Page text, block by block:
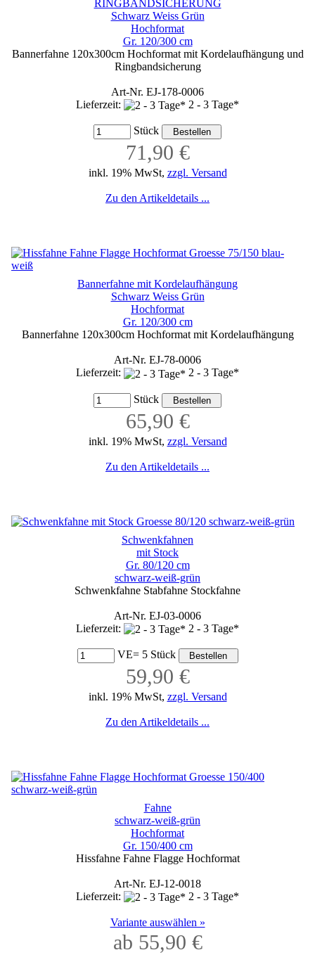
RINGBANDSICHERUNG
Schwarz Weiss Grün
Hochformat
Gr. 120/300 cm
Bannerfahne 120x300cm Hochformat mit Kordelaufhängung und
Ringbandsicherung
Art-Nr. EJ-178-0006
Lieferzeit:
2 - 3 Tage*
Stück
71,90 €
inkl. 19% MwSt, zzgl. Versand
Zu den Artikeldetails ...
Bannerfahne mit Kordelaufhängung
Schwarz Weiss Grün
Hochformat
Gr. 120/300 cm
Bannerfahne 120x300cm Hochformat mit Kordelaufhängung
Art-Nr. EJ-78-0006
Lieferzeit:
2 - 3 Tage*
Stück
65,90 €
inkl. 19% MwSt, zzgl. Versand
Zu den Artikeldetails ...
Schwenkfahnen
mit Stock
Gr. 80/120 cm
schwarz-weiß-grün
Schwenkfahne Stabfahne Stockfahne
Art-Nr. EJ-03-0006
Lieferzeit:
2 - 3 Tage*
VE= 5 Stück
59,90 €
inkl. 19% MwSt, zzgl. Versand
Zu den Artikeldetails ...
Fahne
schwarz-weiß-grün
Hochformat
Gr. 150/400 cm
Hissfahne Fahne Flagge Hochformat
Art-Nr. EJ-12-0018
Lieferzeit:
2 - 3 Tage*
Variante auswählen »
ab 55,90 €